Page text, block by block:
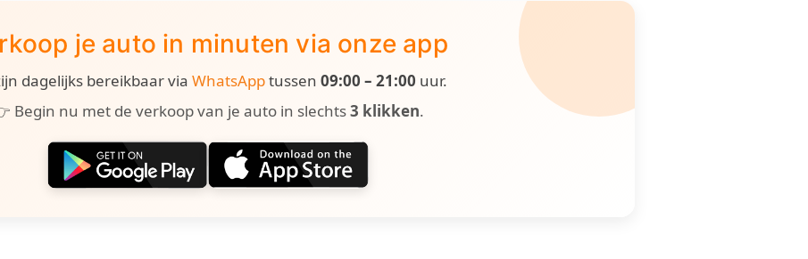
je auto in minuten via onze app
dagelijks bereikbaar via WhatsApptussen 09:00 – 21:00 uur.
Begin nu met de verkoop van je auto in slechts3 klikken.